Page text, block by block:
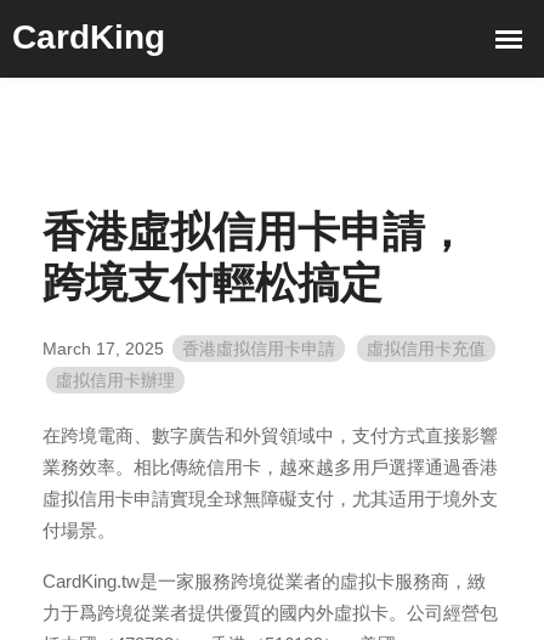
香港虛拟信用卡申請，
跨境支付輕松搞定
March 17, 2025 香港虛拟信用卡申請
虛拟信用卡充值
虛拟信用卡辦理
在跨境電商、數字廣告和外貿領域中，支付方式直接影響
業務效率。相比傳統信用卡，越來越多用戶選擇通過香港
虛拟信用卡申請實現全球無障礙支付，尤其适用于境外支
付場景。
CardKing.tw是一家服務跨境從業者的虛拟卡服務商，緻
力于爲跨境從業者提供優質的國内外虛拟卡。公司經營包